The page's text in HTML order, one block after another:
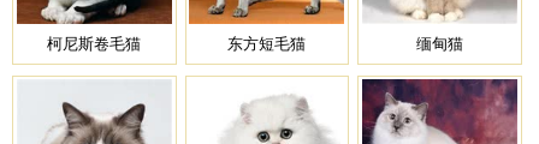
柯尼斯卷毛猫 东方短毛猫 缅甸猫